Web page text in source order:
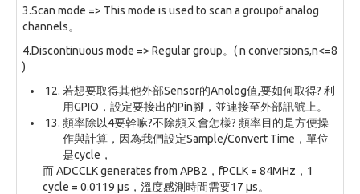
3.Scan mode => This mode is used to scan a groupof analog
channels。
4.Discontinuous mode => Regular group。( n conversions,n<=8
)
若想要取得其他外部Sensor的Anolog值,要如何取得? 利
用GPIO，設定要接出的Pin腳，並連接至外部訊號上。
頻率除以4要幹嘛?不除頻又會怎樣? 頻率目的是方便操
作與計算，因為我們設定Sample/Convert Time，單位
是cycle，
而 ADCCLK generates from APB2，fPCLK = 84MHz，1
cycle = 0.0119 µs，溫度感測時間需要17 µs。